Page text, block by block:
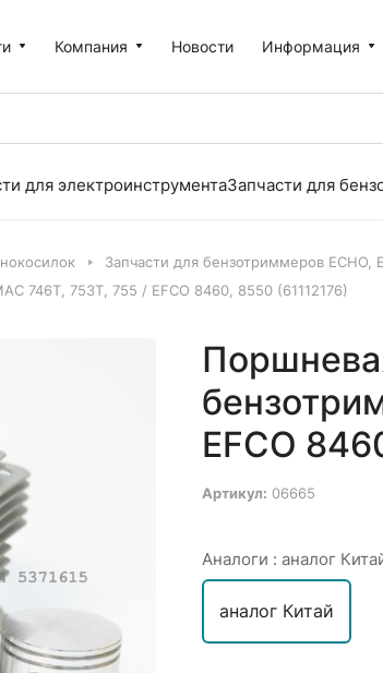
Компания Новости Информация
для электроинструментаЗапчасти для
Запчасти для бензотриммеров ECHO,
746Т, 753Т, 755 / EFCO 8460, 8550 (61112176)
EFCO
Артикул: 06665
Аналоги : аналог
аналог Китай